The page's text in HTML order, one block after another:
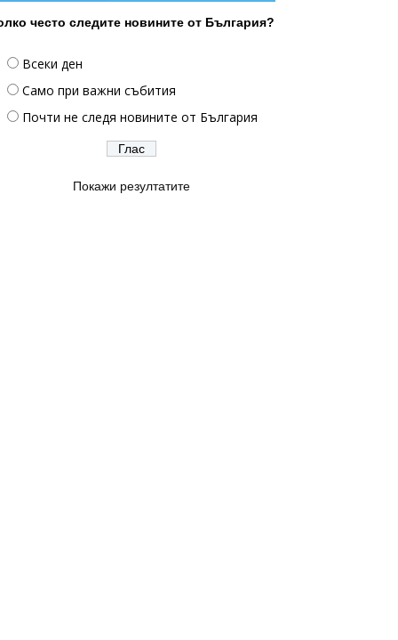
често следите новините от България?
Всеки ден
Само при важни събития
Почти не следя новините от България
Покажи резултатите